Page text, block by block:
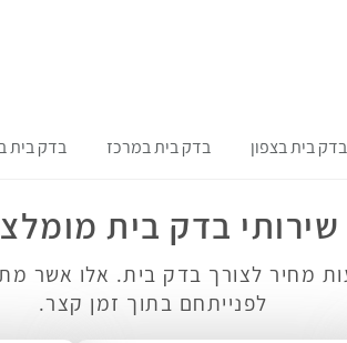
בדק בית בצפון בדק בית במרכז בדק בית
שירותי בדק בית
מחיר לצורך בדק בית. אלו אשר
לפנייתחם בתוך זמן קצר.